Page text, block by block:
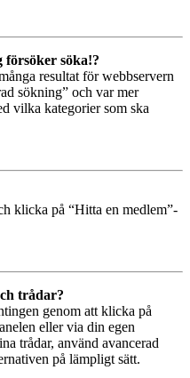
söka!?
resultat för webbservern
sökning” och var mer
vilka kategorier som ska
klicka på “Hitta en medlem”-
trådar?
genom att klicka på
eller via din egen
trådar, använd avancerad
på lämpligt sätt.